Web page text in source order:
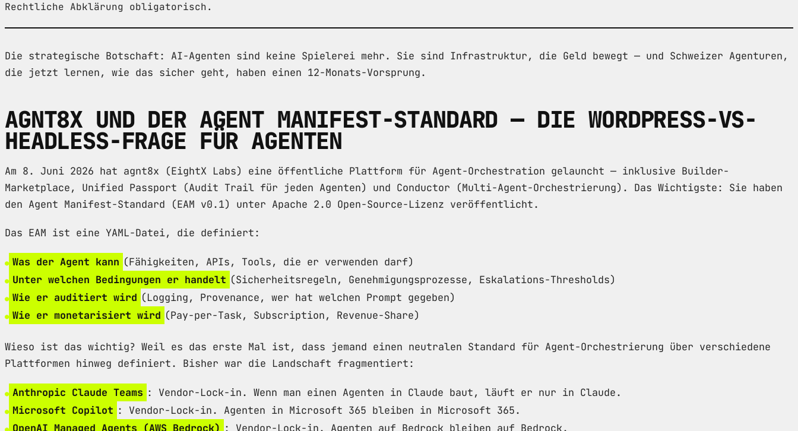
Rechtliche Abklärung obligatorisch.
Die strategische Botschaft: AI-Agenten sind keine Spielerei mehr. Sie sind Infrastruktur, die Geld bewegt — und Schweizer Agenturen,
die jetzt lernen, wie das sicher geht, haben einen 12-Monats-Vorsprung.
AGNT8X UND DER AGENT MANIFEST-STANDARD — DIE WORDPRESS-VS-
HEADLESS-FRAGE FÜR AGENTEN
Am 8. Juni 2026 hat agnt8x (EightX Labs) eine öffentliche Plattform für Agent-Orchestration gelauncht — inklusive Builder-
Marketplace, Unified Passport (Audit Trail für jeden Agenten) und Conductor (Multi-Agent-Orchestrierung). Das Wichtigste: Sie haben
den Agent Manifest-Standard (EAM v0.1) unter Apache 2.0 Open-Source-Lizenz veröffentlicht.
Das EAM ist eine YAML-Datei, die definiert:
Was der Agent kann (Fähigkeiten, APIs, Tools, die er verwenden darf)
Unter welchen Bedingungen er handelt (Sicherheitsregeln, Genehmigungsprozesse, Eskalations-Thresholds)
Wie er auditiert wird (Logging, Provenance, wer hat welchen Prompt gegeben)
Wie er monetarisiert wird (Pay-per-Task, Subscription, Revenue-Share)
Wieso ist das wichtig? Weil es das erste Mal ist, dass jemand einen neutralen Standard für Agent-Orchestrierung über verschiedene
Plattformen hinweg definiert. Bisher war die Landschaft fragmentiert:
Anthropic Claude Teams : Vendor-Lock-in. Wenn man einen Agenten in Claude baut, läuft er nur in Claude.
Microsoft Copilot : Vendor-Lock-in. Agenten in Microsoft 365 bleiben in Microsoft 365.
OpenAI Managed Agents (AWS Bedrock) : Vendor-Lock-in. Agenten auf Bedrock bleiben auf Bedrock.